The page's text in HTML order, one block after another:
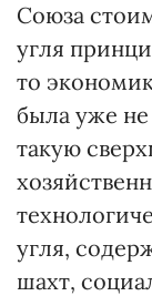
Союза
угля
то
была уже не
такую
угля,
шахт,